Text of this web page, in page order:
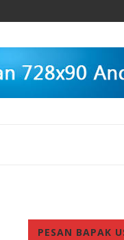
PESAN BAPAK